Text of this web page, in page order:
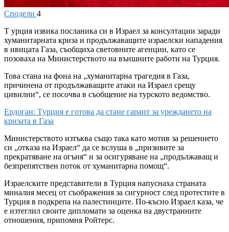
Сподели 4
Т урция извика посланика си в Израел за консултации заради
хуманитарната криза и продължаващите израелски нападения
в ивицата Газа, съобщиха световните агенции, като се
позоваха на Министерството на външните работи на Турция.
Това стана на фона на „хуманитарна трагедия в Газа,
причинена от продължаващите атаки на Израел срещу
цивилни“, се посочва в съобщение на турското ведомство.
Ердоган: Tурция е готова да стане гарант за уреждането на
кризата в Газа
Министерството изтъква също така като мотив за решението
си „отказа на Израел“ да се вслуша в „призивите за
прекратяване на огъня“ и за осигуряване на „продължаващ и
безпрепятствен поток от хуманитарна помощ“.
Израелските представители в Турция напуснаха страната
миналия месец от съображения за сигурност след протестите в
Турция в подкрепа на палестинците. По-късно Израел каза, че
е изтеглил своите дипломати за оценка на двустранните
отношения, припомня Ройтерс.